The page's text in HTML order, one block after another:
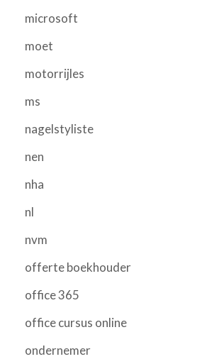
microsoft
moet
motorrijles
ms
nagelstyliste
nen
nha
nl
nvm
offerte boekhouder
office 365
office cursus online
ondernemer